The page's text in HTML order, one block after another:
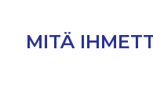
MITÄ